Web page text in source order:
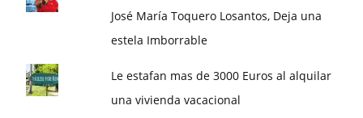
José María Toquero Losantos, Deja una
estela Imborrable
Le estafan mas de 3000 Euros al alquilar
una vivienda vacacional